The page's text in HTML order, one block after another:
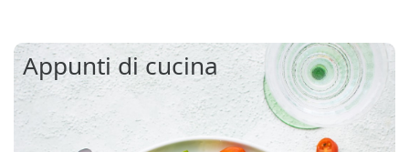
Appunti di cucina